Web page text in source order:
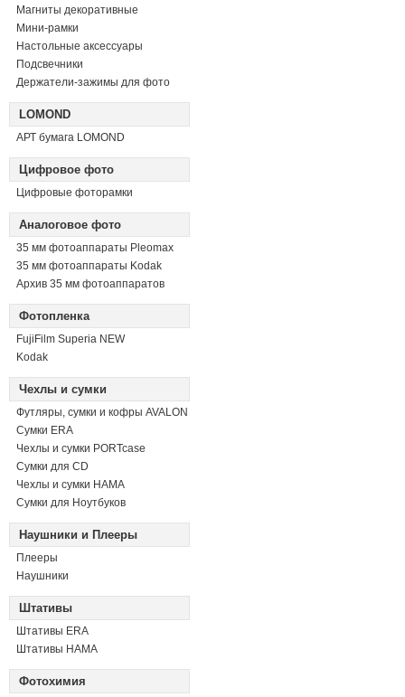
Магниты декоративные
Мини-рамки
Настольные аксессуары
Подсвечники
Держатели-зажимы для фото
LOMOND
АРТ бумага LOMOND
Цифровое фото
Цифровые фоторамки
Аналоговое фото
35 мм фотоаппараты Pleomax
35 мм фотоаппараты Kodak
Архив 35 мм фотоаппаратов
Фотопленка
FujiFilm Superia NEW
Kodak
Чехлы и сумки
Футляры, сумки и кофры AVALON
Сумки ERA
Чехлы и сумки PORTcase
Сумки для CD
Чехлы и сумки HAMA
Сумки для Ноутбуков
Наушники и Плееры
Плееры
Наушники
Штативы
Штативы ERA
Штативы HAMA
Фотохимия